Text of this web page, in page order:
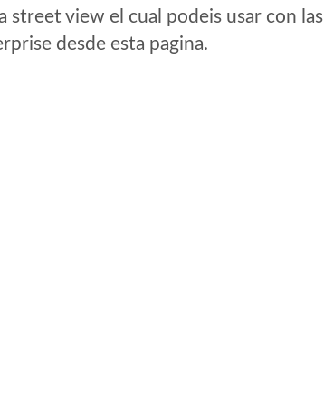
street view el cual podeis usar con las
desde esta pagina.